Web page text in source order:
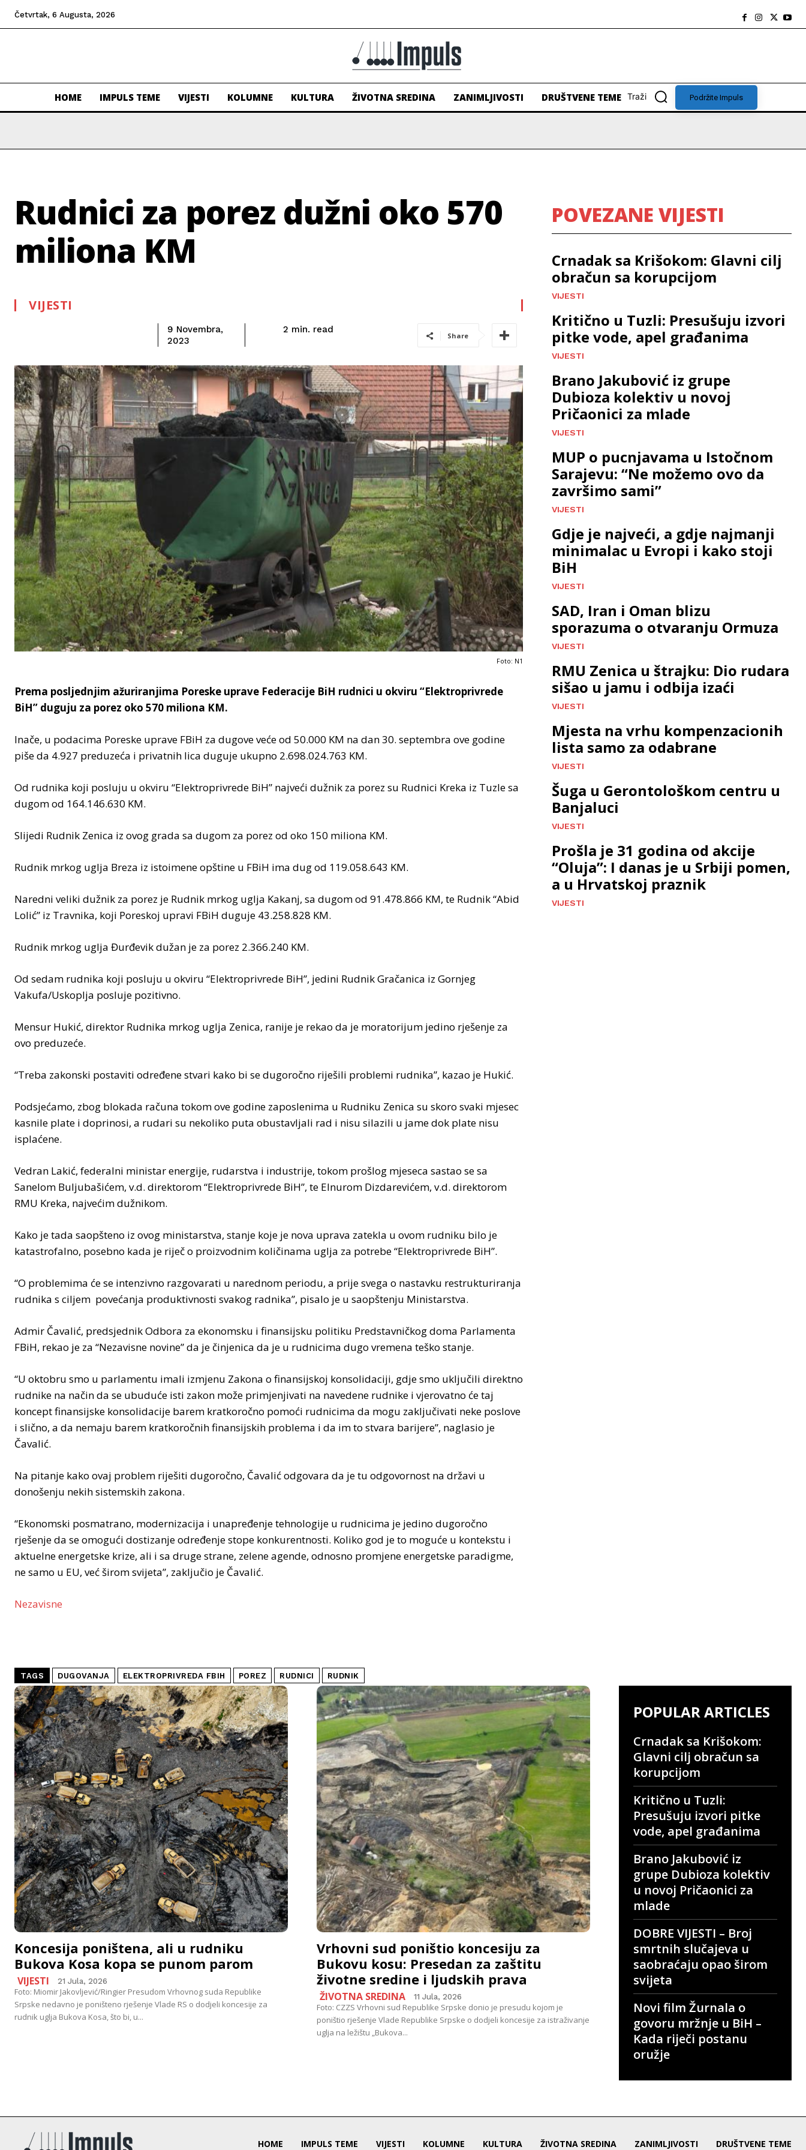
Četvrtak, 6 Augusta, 2026
HOME IMPULS TEME VIJESTI KOLUMNE KULTURA ŽIVOTNA SREDINA ZANIMLJIVOSTI DRUŠTVENE TEME Traži Podržite Impuls
Rudnici za porez dužni oko 570
miliona KM
VIJESTI
9 Novembra,
2023
2 min. read
Share
Foto: N1
Prema posljednjim ažuriranjima Poreske uprave Federacije BiH rudnici u okviru “Elektroprivrede
BiH” duguju za porez oko 570 miliona KM.
Inače, u podacima Poreske uprave FBiH za dugove veće od 50.000 KM na dan 30. septembra ove godine
piše da 4.927 preduzeća i privatnih lica duguje ukupno 2.698.024.763 KM.
Od rudnika koji posluju u okviru “Elektroprivrede BiH” najveći dužnik za porez su Rudnici Kreka iz Tuzle sa
dugom od 164.146.630 KM.
Slijedi Rudnik Zenica iz ovog grada sa dugom za porez od oko 150 miliona KM.
Rudnik mrkog uglja Breza iz istoimene opštine u FBiH ima dug od 119.058.643 KM.
Naredni veliki dužnik za porez je Rudnik mrkog uglja Kakanj, sa dugom od 91.478.866 KM, te Rudnik “Abid
Lolić” iz Travnika, koji Poreskoj upravi FBiH duguje 43.258.828 KM.
Rudnik mrkog uglja Đurđevik dužan je za porez 2.366.240 KM.
Od sedam rudnika koji posluju u okviru “Elektroprivrede BiH”, jedini Rudnik Gračanica iz Gornjeg
Vakufa/Uskoplja posluje pozitivno.
Mensur Hukić, direktor Rudnika mrkog uglja Zenica, ranije je rekao da je moratorijum jedino rješenje za
ovo preduzeće.
“Treba zakonski postaviti određene stvari kako bi se dugoročno riješili problemi rudnika”, kazao je Hukić.
Podsjećamo, zbog blokada računa tokom ove godine zaposlenima u Rudniku Zenica su skoro svaki mjesec
kasnile plate i doprinosi, a rudari su nekoliko puta obustavljali rad i nisu silazili u jame dok plate nisu
isplaćene.
Vedran Lakić, federalni ministar energije, rudarstva i industrije, tokom prošlog mjeseca sastao se sa
Sanelom Buljubašićem, v.d. direktorom “Elektroprivrede BiH”, te Elnurom Dizdarevićem, v.d. direktorom
RMU Kreka, najvećim dužnikom.
Kako je tada saopšteno iz ovog ministarstva, stanje koje je nova uprava zatekla u ovom rudniku bilo je
katastrofalno, posebno kada je riječ o proizvodnim količinama uglja za potrebe “Elektroprivrede BiH”.
“O problemima će se intenzivno razgovarati u narednom periodu, a prije svega o nastavku restrukturiranja
rudnika s ciljem povećanja produktivnosti svakog radnika”, pisalo je u saopštenju Ministarstva.
Admir Čavalić, predsjednik Odbora za ekonomsku i finansijsku politiku Predstavničkog doma Parlamenta
FBiH, rekao je za “Nezavisne novine” da je činjenica da je u rudnicima dugo vremena teško stanje.
“U oktobru smo u parlamentu imali izmjenu Zakona o finansijskoj konsolidaciji, gdje smo uključili direktno
rudnike na način da se ubuduće isti zakon može primjenjivati na navedene rudnike i vjerovatno će taj
koncept finansijske konsolidacije barem kratkoročno pomoći rudnicima da mogu zaključivati neke poslove
i slično, a da nemaju barem kratkoročnih finansijskih problema i da im to stvara barijere”, naglasio je
Čavalić.
Na pitanje kako ovaj problem riješiti dugoročno, Čavalić odgovara da je tu odgovornost na državi u
donošenju nekih sistemskih zakona.
“Ekonomski posmatrano, modernizacija i unapređenje tehnologije u rudnicima je jedino dugoročno
rješenje da se omogući dostizanje određenje stope konkurentnosti. Koliko god je to moguće u kontekstu i
aktuelne energetske krize, ali i sa druge strane, zelene agende, odnosno promjene energetske paradigme,
ne samo u EU, već širom svijeta”, zaključio je Čavalić.
Nezavisne
TAGS DUGOVANJA ELEKTROPRIVREDA FBIH POREZ RUDNICI RUDNIK
POVEZANE VIJESTI
Crnadak sa Krišokom: Glavni cilj
obračun sa korupcijom
VIJESTI
Kritično u Tuzli: Presušuju izvori
pitke vode, apel građanima
VIJESTI
Brano Jakubović iz grupe
Dubioza kolektiv u novoj
Pričaonici za mlade
VIJESTI
MUP o pucnjavama u Istočnom
Sarajevu: “Ne možemo ovo da
završimo sami”
VIJESTI
Gdje je najveći, a gdje najmanji
minimalac u Evropi i kako stoji
BiH
VIJESTI
SAD, Iran i Oman blizu
sporazuma o otvaranju Ormuza
VIJESTI
RMU Zenica u štrajku: Dio rudara
sišao u jamu i odbija izaći
VIJESTI
Mjesta na vrhu kompenzacionih
lista samo za odabrane
VIJESTI
Šuga u Gerontološkom centru u
Banjaluci
VIJESTI
Prošla je 31 godina od akcije
“Oluja”: I danas je u Srbiji pomen,
a u Hrvatskoj praznik
VIJESTI
Koncesija poništena, ali u rudniku
Bukova Kosa kopa se punom parom
VIJESTI 21 Jula, 2026
Foto: Miomir Jakovljević/Ringier Presudom Vrhovnog suda Republike
Srpske nedavno je poništeno rješenje Vlade RS o dodjeli koncesije za
rudnik uglja Bukova Kosa, što bi, u...
Vrhovni sud poništio koncesiju za
Bukovu kosu: Presedan za zaštitu
životne sredine i ljudskih prava
ŽIVOTNA SREDINA 11 Jula, 2026
Foto: CZZS Vrhovni sud Republike Srpske donio je presudu kojom je
poništio rješenje Vlade Republike Srpske o dodjeli koncesije za istraživanje
uglja na ležištu „Bukova...
POPULAR ARTICLES
Crnadak sa Krišokom:
Glavni cilj obračun sa
korupcijom
Kritično u Tuzli:
Presušuju izvori pitke
vode, apel građanima
Brano Jakubović iz
grupe Dubioza kolektiv
u novoj Pričaonici za
mlade
DOBRE VIJESTI – Broj
smrtnih slučajeva u
saobraćaju opao širom
svijeta
Novi film Žurnala o
govoru mržnje u BiH –
Kada riječi postanu
oružje
HOME IMPULS TEME VIJESTI KOLUMNE KULTURA ŽIVOTNA SREDINA ZANIMLJIVOSTI DRUŠTVENE TEME